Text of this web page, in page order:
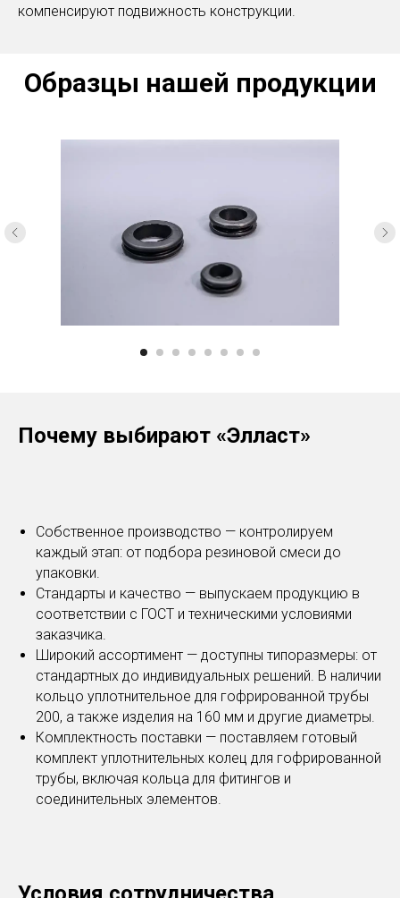
компенсируют подвижность конструкции.
Образцы нашей продукции
Почему выбирают «Элласт»
Собственное производство — контролируем
каждый этап: от подбора резиновой смеси до
упаковки.
Стандарты и качество — выпускаем продукцию в
соответствии с ГОСТ и техническими условиями
заказчика.
Широкий ассортимент — доступны типоразмеры: от
стандартных до индивидуальных решений. В наличии
кольцо уплотнительное для гофрированной трубы
200, а также изделия на 160 мм и другие диаметры.
Комплектность поставки — поставляем готовый
комплект уплотнительных колец для гофрированной
трубы, включая кольца для фитингов и
соединительных элементов.